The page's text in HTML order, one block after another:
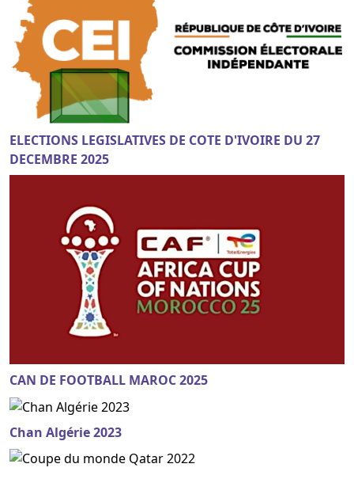
ELECTIONS LEGISLATIVES DE COTE D'IVOIRE DU 27
DECEMBRE 2025
CAN DE FOOTBALL MAROC 2025
Chan Algérie 2023